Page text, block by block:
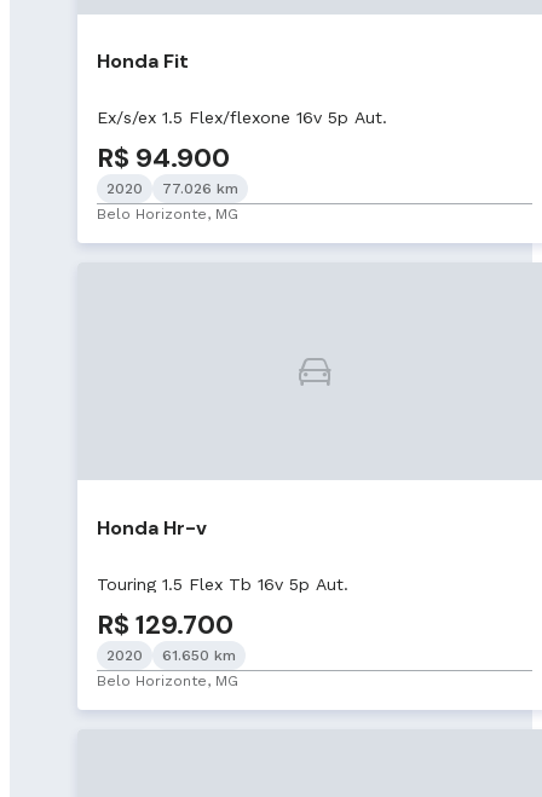
Honda Fit
Ex/s/ex 1.5 Flex/flexone 16v 5p Aut.
R$ 94.900
2020
77.026 km
Belo Horizonte, MG
Honda Hr-v
Touring 1.5 Flex Tb 16v 5p Aut.
R$ 129.700
2020
61.650 km
Belo Horizonte, MG